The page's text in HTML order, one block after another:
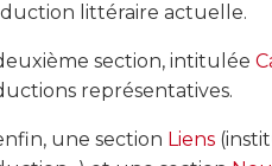
littéraire actuelle.
section, intitulée
représentatives.
une section Liens